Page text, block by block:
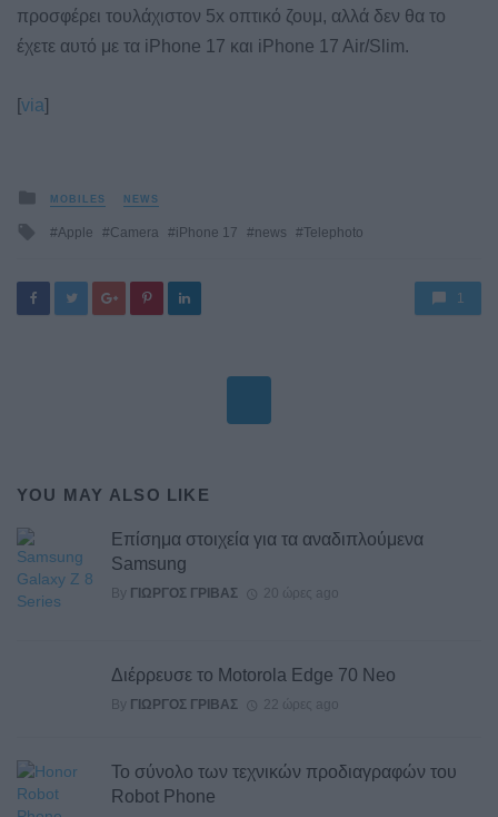
προσφέρει τουλάχιστον 5x οπτικό ζουμ, αλλά δεν θα το
έχετε αυτό με τα iPhone 17 και iPhone 17 Air/Slim.
[via]
Posted
MOBILES NEWS
Tagged
Apple Camera iPhone 17 news Telephoto
1
YOU MAY ALSO LIKE
Επίσημα στοιχεία για τα αναδιπλούμενα
Samsung
By ΓΙΏΡΓΟΣ ΓΡΊΒΑΣ 20 ώρες ago
Διέρρευσε το Motorola Edge 70 Neo
By ΓΙΏΡΓΟΣ ΓΡΊΒΑΣ 22 ώρες ago
Το σύνολο των τεχνικών προδιαγραφών του
Robot Phone